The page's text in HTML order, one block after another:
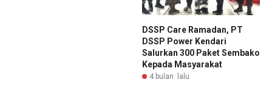
DSSP Care Ramadan, PT
DSSP Power Kendari
Salurkan 300 Paket Sembako
Kepada Masyarakat
4 bulan lalu